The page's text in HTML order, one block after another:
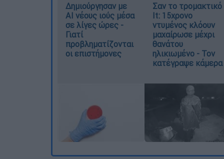
Δημιούργησαν με
AI νέους ιούς μέσα
σε λίγες ώρες -
Γιατί
προβληματίζονται
οι επιστήμονες
Σαν το τρομακτικό
It: 15χρονο
ντυμένος κλόουν
μαχαίρωσε μέχρι
θανάτου
ηλικιωμένο - Τον
κατέγραψε κάμερα